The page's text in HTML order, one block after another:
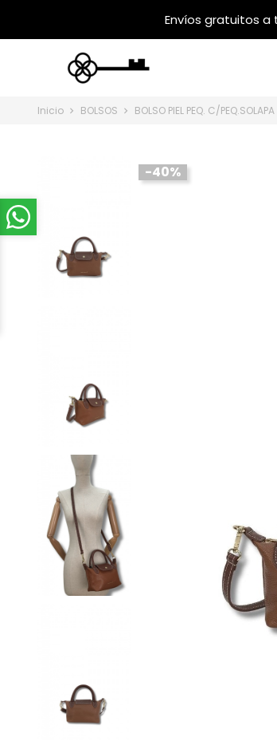
Inicio BOLSOS BOLSO PIEL PEQ. C/PEQ.SOLAPA
-40%